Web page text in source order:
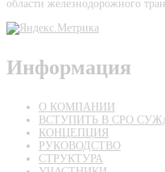
области железнодорожного
Информация
О КОМПАНИИ
ВСТУПИТЬ В СРО
КОНЦЕПЦИЯ
РУКОВОДСТВО
СТРУКТУРА